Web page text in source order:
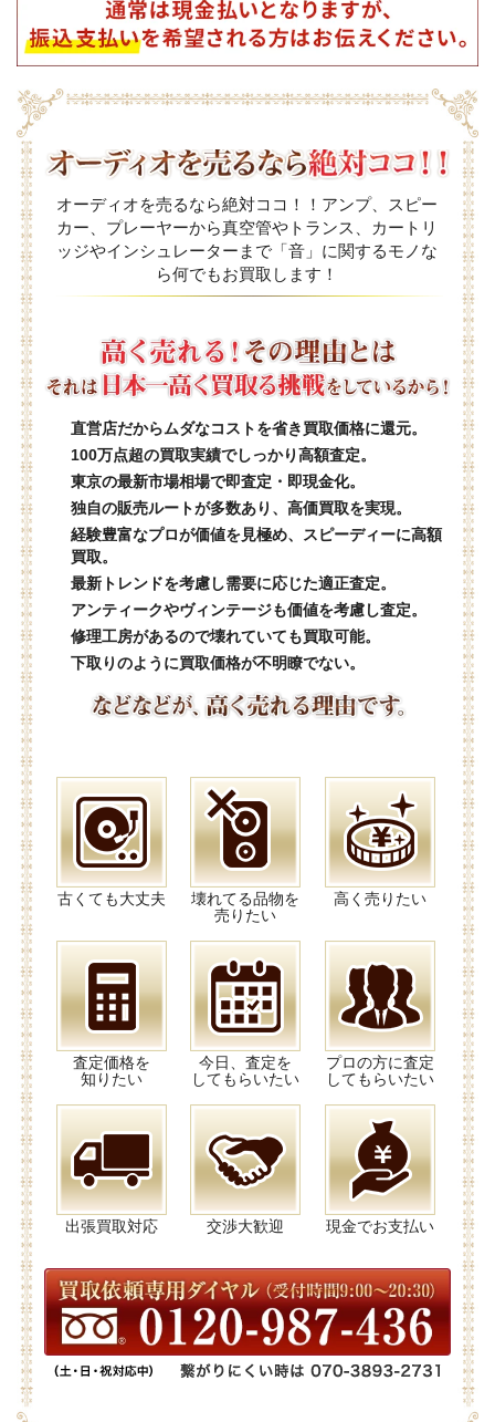
オーディオを売るなら絶対ココ！！アンプ、スピー
カー、プレーヤーから真空管やトランス、カートリ
ッジやインシュレーターまで「音」に関するモノな
ら何でもお買取します！
直営店だからムダなコストを省き買取価格に還元。
100万点超の買取実績でしっかり高額査定。
東京の最新市場相場で即査定・即現金化。
独自の販売ルートが多数あり、高価買取を実現。
経験豊富なプロが価値を見極め、スピーディーに高額
買取。
最新トレンドを考慮し需要に応じた適正査定。
アンティークやヴィンテージも価値を考慮し査定。
修理工房があるので壊れていても買取可能。
下取りのように買取価格が不明瞭でない。
古くても大丈夫
壊れてる品物を
売りたい
高く売りたい
査定価格を
知りたい
今日、査定を
してもらいたい
プロの方に査定
してもらいたい
出張買取対応 交渉大歓迎 現金でお支払い